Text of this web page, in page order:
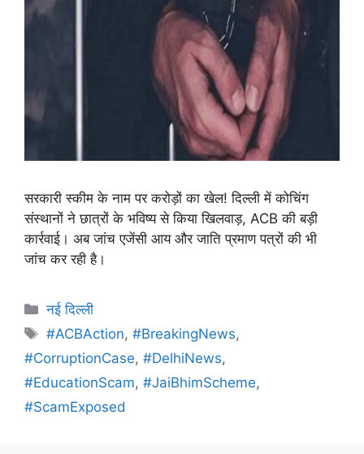
सरकारी स्कीम के नाम पर करोड़ों का खेल! दिल्ली में कोचिंग
संस्थानों ने छात्रों के भविष्य से किया खिलवाड़, ACB की बड़ी
कार्रवाई। अब जांच एजेंसी आय और जाति प्रमाण पत्रों की भी
जांच कर रही है।
नई दिल्ली
#ACBAction,#BreakingNews,
#CorruptionCase, #DelhiNews,
#EducationScam, #JaiBhimScheme,
#ScamExposed